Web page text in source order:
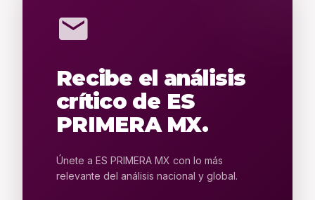
mail
Recibe el análisis
crítico de ES
PRIMERA MX.
Únete a ES PRIMERA MX con lo más
relevante del análisis nacional y global.